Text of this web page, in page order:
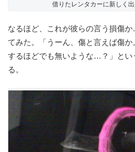
借りたレンタカーに新しく
なるほど、これが彼らの言う損傷
てみた。「うーん、傷と言えば傷
するほどでも無いような…？」とい
る。